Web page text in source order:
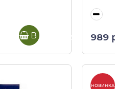
В корзину 989
НОВИНКА